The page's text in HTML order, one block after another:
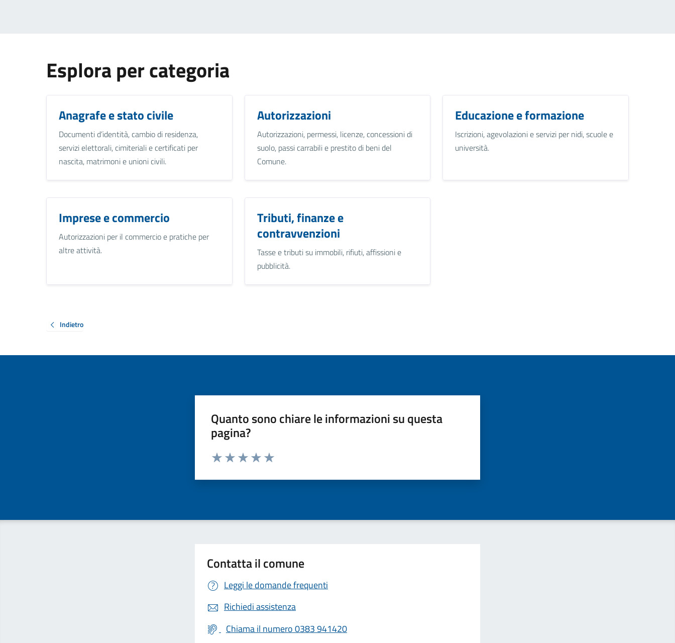
Esplora per categoria
Anagrafe e stato civile
Documenti d’identità, cambio di residenza,
servizi elettorali, cimiteriali e certificati per
nascita, matrimoni e unioni civili.
Autorizzazioni
Autorizzazioni, permessi, licenze, concessioni di
suolo, passi carrabili e prestito di beni del
Comune.
Educazione e formazione
Iscrizioni, agevolazioni e servizi per nidi, scuole e
università.
Imprese e commercio
Autorizzazioni per il commercio e pratiche per
altre attività.
Tributi, finanze e
contravvenzioni
Tasse e tributi su immobili, rifiuti, affissioni e
pubblicità.
Indietro
Quanto sono chiare le informazioni su questa
pagina?
Valuta da 1 a 5 stelle la pagina
Contatta il comune
Leggi le domande frequenti
Richiedi assistenza
Chiama il numero 0383 941420